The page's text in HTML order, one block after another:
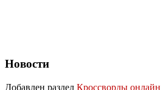
Новости
Добавлен раздел Кроссворды онлайн